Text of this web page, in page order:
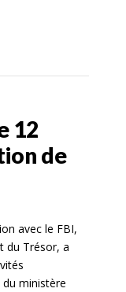
12
de
avec le FBI,
du Trésor, a
ministère